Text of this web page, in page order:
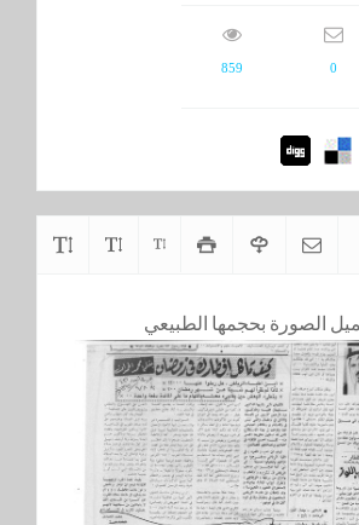
0
859
الصورة بحجمها الطبيعي